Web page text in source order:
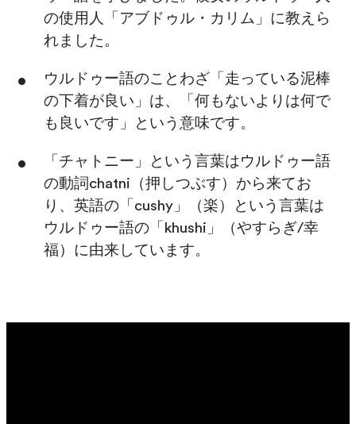
の使用人「アブドゥル・カリム」に教えら
れました。
ウルドゥー語のことわざ「走っている泥棒
の下着が良い」は、「何もないよりは何で
も良いです」という意味です。
「チャトニー」という言葉はウルドゥー語
の動詞chatni（押しつぶす）から来てお
り、英語の「cushy」（楽）という言葉は
ウルドゥー語の「khushi」（やすらぎ/幸
福）に由来しています。